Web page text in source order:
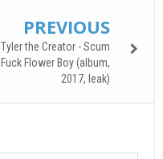
PREVIOUS
Tyler the Creator - Scum
Fuck Flower Boy (album,
2017, leak)